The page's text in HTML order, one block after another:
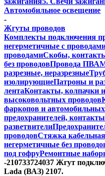
Автомобильное освещение
-
Жгуты проводов
Комплекты подключения
негерметичные с
проводамиСкобы,
без проводовПровода
разрезные, неразрезные
изолирующиеПатроны и
лентаКонтакты, колпачки
высоковольтных проводов
фаркопов и
предохранителей,
разветвители
проводовСтяжка
негерметичные без
под гофруРемонтные
-210733724037 Жгут
Lada (ВАЗ) 2107.